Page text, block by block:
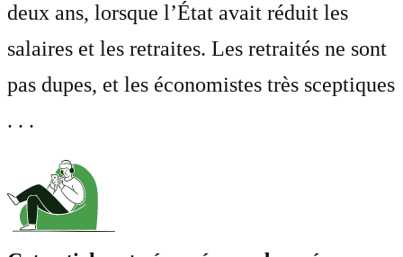
deux ans, lorsque l’État avait réduit les
salaires et les retraites. Les retraités ne sont
pas dupes, et les économistes très sceptiques
. . .